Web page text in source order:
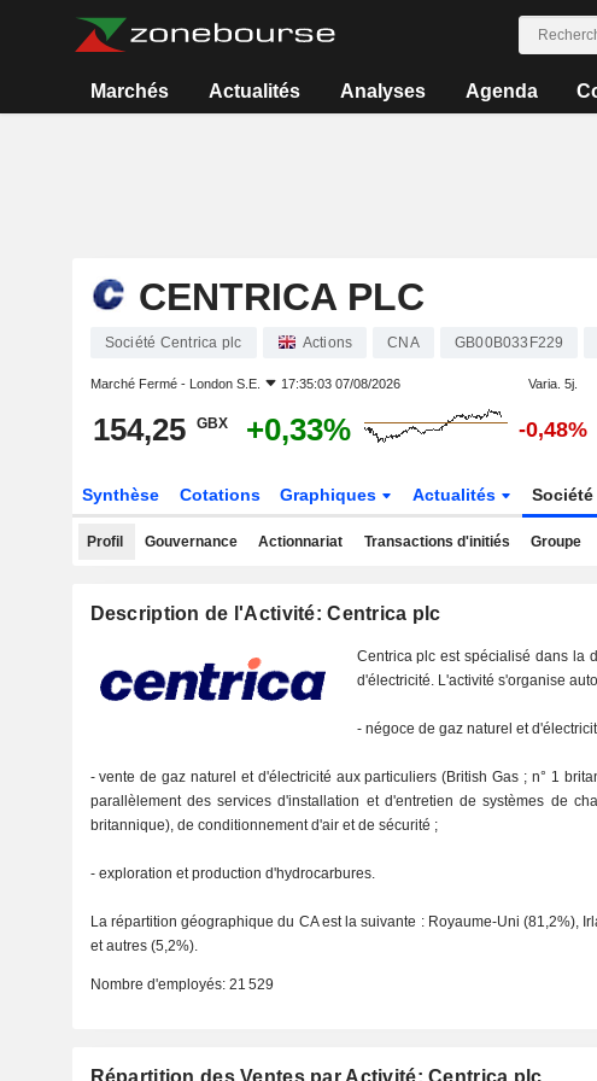
Marchés Actualités Analyses Agenda
CENTRICA PLC
Société Centrica plc Actions CNA GB00B033F229
Marché Fermé - London S.E. 17:35:03 07/08/2026 Varia. 5j.
154,25 GBX +0,33% -0,48%
Synthèse Cotations Graphiques Actualités Société
Profil Gouvernance Actionnariat Transactions d'initiés Groupe
Description de l'Activité: Centrica plc
Centrica plc est spécialisé dans la
d'électricité. L'activité s'organise
- négoce de gaz naturel et
- vente de gaz naturel et d'électricité aux particuliers (British Gas ; n° 1
parallèlement des services d'installation et d'entretien de systèmes de
britannique), de conditionnement d'air et de sécurité ;
- exploration et production d'hydrocarbures.
La répartition géographique du CA est la suivante : Royaume-Uni (81,2%),
et autres (5,2%).
Nombre d'employés: 21 529
Répartition des Ventes par Activité: Centrica plc